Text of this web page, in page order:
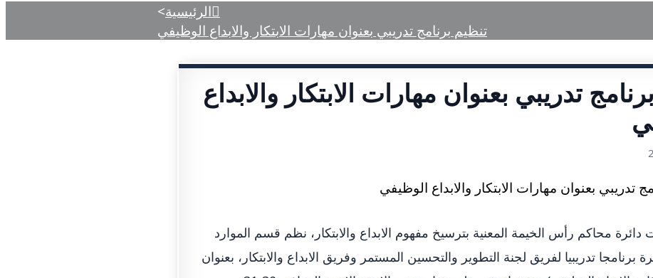
الرئيسية>
تنظيم برنامج تدريبي بعنوان مهارات الابتكار والابداع الوظيفي
تدريبي بعنوان مهارات الابتكار والابداع
محاكم رأس الخيمة المعنية بترسيخ مفهوم الابداع والابتكار، نظم قسم الموارد
برنامجا تدريبيا لفريق لجنة التطوير والتحسين المستمر وفريق الابداع والابتكار، بعنوان